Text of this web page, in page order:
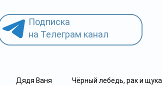
Подписка
на Телеграм канал
Дядя Ваня Чёрный лебедь, рак и щука